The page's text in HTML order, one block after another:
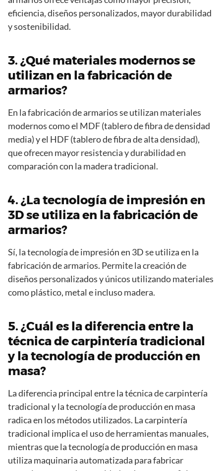
eficiencia, diseños personalizados, mayor durabilidad
y sostenibilidad.
3. ¿Qué materiales modernos se
utilizan en la fabricación de
armarios?
En la fabricación de armarios se utilizan materiales
modernos como el MDF (tablero de fibra de densidad
media) y el HDF (tablero de fibra de alta densidad),
que ofrecen mayor resistencia y durabilidad en
comparación con la madera tradicional.
4. ¿La tecnología de impresión en
3D se utiliza en la fabricación de
armarios?
Sí, la tecnología de impresión en 3D se utiliza en la
fabricación de armarios. Permite la creación de
diseños personalizados y únicos utilizando materiales
como plástico, metal e incluso madera.
5. ¿Cuál es la diferencia entre la
técnica de carpintería tradicional
y la tecnología de producción en
masa?
La diferencia principal entre la técnica de carpintería
tradicional y la tecnología de producción en masa
radica en los métodos utilizados. La carpintería
tradicional implica el uso de herramientas manuales,
mientras que la tecnología de producción en masa
utiliza maquinaria automatizada para fabricar